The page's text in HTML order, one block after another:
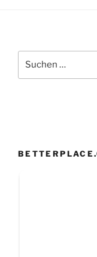
nach: